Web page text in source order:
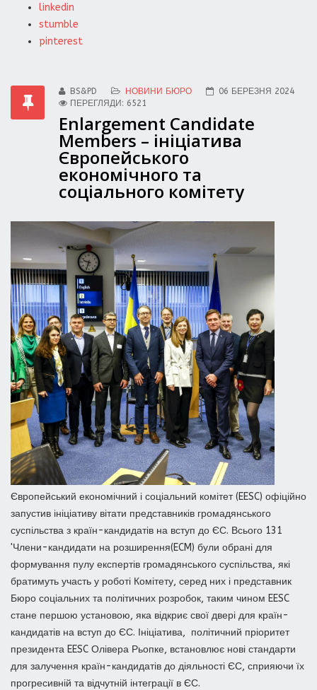
linkedin
stumble
pinterest
BS&PD НОВИНИ БЮРО
06 БЕРЕЗНЯ 2024
ПЕРЕГЛЯДИ: 6521
Enlargement Candidate
Members – ініціатива
Європейського
економічного та
соціального комітету
Європейський економічний і соціальний комітет (EESC) офіційно
запустив ініціативу вітати представників громадянського
суспільства з країн-кандидатів на вступ до ЄС. Всього 131
'Члени-кандидати на розширення(ECM) були обрані для
формування пулу експертів громадянського суспільства, які
братимуть участь у роботі Комітету, серед них і представник
Бюро соціальних та політичних розробок, таким чином EESC
стане першою установою, яка відкриє свої двері для країн-
кандидатів на вступ до ЄС. Ініціатива, політичний пріоритет
президента EESC Олівера Рьопке, встановлює нові стандарти
для залучення країн-кандидатів до діяльності ЄС, сприяючи їх
прогресивній та відчутній інтеграції в ЄС.